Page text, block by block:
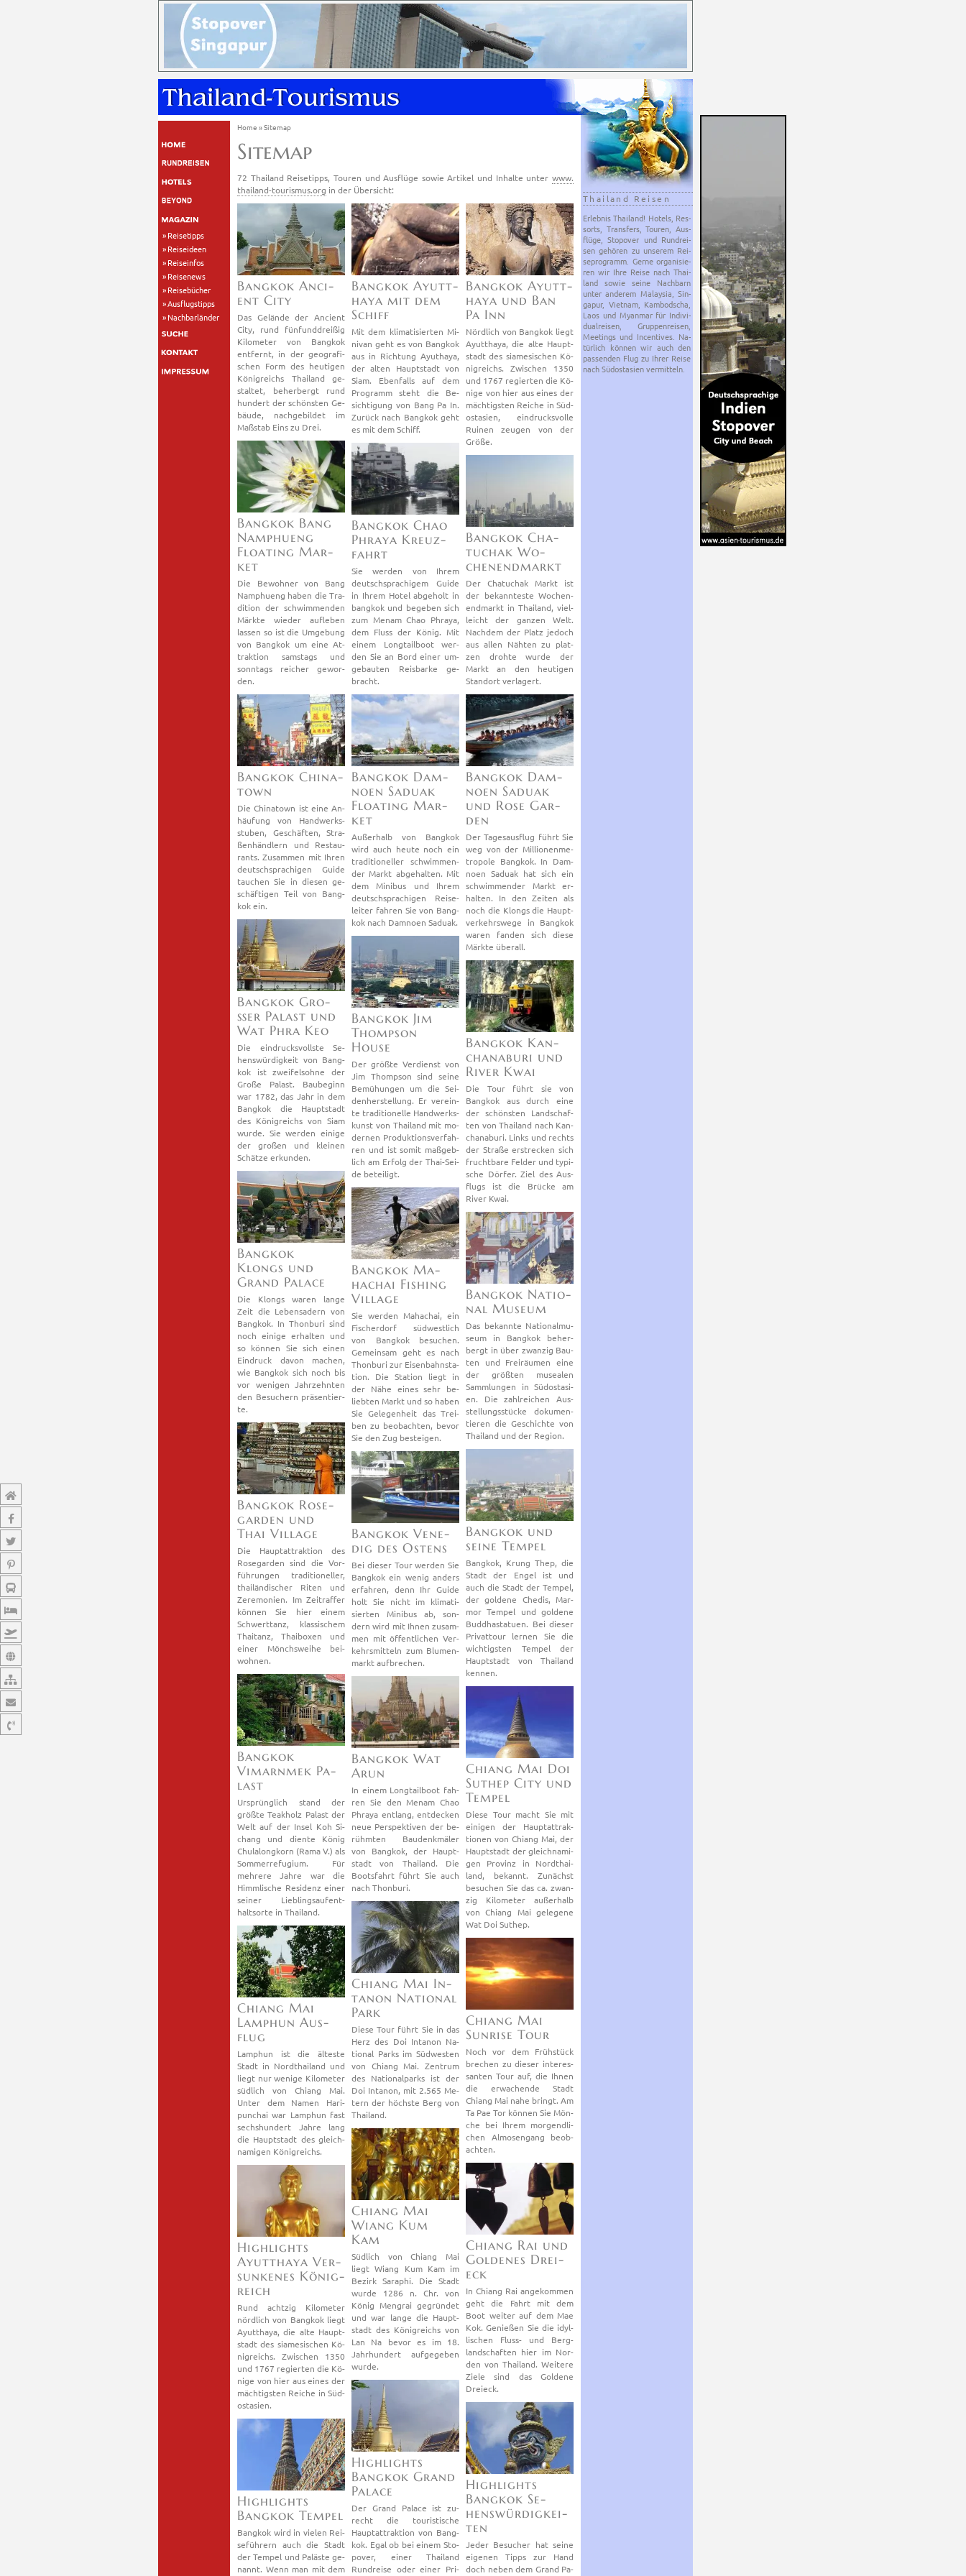
Reisetipps
Reiseideen
Reiseinfos
Reisenews
Reisebücher
Ausflugstipps
Nachbarländer
Home »Sitemap
Sitemap
72 Thai­land Rei­se­tipps, Tou­ren und Aus­flü­ge sowie Ar­ti­kel und In­hal­te un­ter www.​
thailand-​tou­ris­mus.org in der Über­sicht:
Bang­kok An­ci­
ent City
Das Ge­län­de der An­ci­ent
City, rund fünf­und­drei­ßig
Ki­lo­me­ter von Bang­kok
ent­fernt, in der geo­gra­fi­
schen Form des heu­ti­gen
Kö­nig­reichs Thai­land ge­
stal­tet, be­her­bergt rund
hun­dert der schöns­ten Ge­
bäu­de, nach­ge­bil­det im
Maß­stab Eins zu Drei.
Bang­kok Ayutt­
ha­ya mit dem
Schiff
Mit dem kli­ma­ti­sier­ten Mi­
ni­van geht es von Bang­kok
aus in Rich­tung Ayut­ha­ya,
der alten Haupt­stadt von
Siam. Eben­falls auf dem
Pro­gramm steht die Be­
sich­ti­gung von Bang Pa In.
Zu­rück nach Bang­kok geht
es mit dem Schiff.
Bang­kok Ayutt­
ha­ya und Ban
Pa Inn
Nörd­lich von Bang­kok liegt
Ayutt­ha­ya, die alte Haupt­
stadt des sia­me­si­schen Kö­
nig­reichs. Zwi­schen 1350
und 1767 re­gier­ten die Kö­
ni­ge von hier aus eines der
mäch­tigs­ten Rei­che in Süd­
ost­asi­en, ein­drucks­vol­le
Rui­nen zeu­gen von der
Größe.
Bang­kok Bang
Nam­phu­eng
Floa­ting Mar­
ket
Die Be­woh­ner von Bang
Nam­phu­eng haben die Tra­
di­ti­on der schwim­men­den
Märk­te wie­der auf­le­ben
las­sen so ist die Um­ge­bung
von Bang­kok um eine At­
trak­ti­on sams­tags und
sonn­tags rei­cher ge­wor­
den.
Bang­kok Chao
Phra­ya Kreuz­
fahrt
Sie wer­den von Ihrem
deutsch­spra­chi­gem Guide
in Ihrem Hotel ab­ge­holt in
bang­kok und be­ge­ben sich
zum Menam Chao Phra­ya,
dem Fluss der König. Mit
einem Long­tail­boot wer­
den Sie an Bord einer um­
ge­bau­ten Reis­bar­ke ge­
bracht.
Bang­kok Cha­
tuchak Wo­
chen­end­markt
Der Cha­tuchak Markt ist
der be­kann­tes­te Wo­chen­
end­markt in Thai­land, viel­
leicht der gan­zen Welt.
Nach­dem der Platz je­doch
aus allen Näh­ten zu plat­
zen droh­te wurde der
Markt an den heu­ti­gen
Stand­ort ver­la­gert.
Bang­kok Chi­na­
town
Die Chi­na­town ist eine An­
häu­fung von Hand­werks­
stu­ben, Ge­schäf­ten, Stra­
ßen­händ­lern und Re­stau­
rants. Zu­sam­men mit Ihren
deutsch­spra­chi­gen Guide
tau­chen Sie in die­sen ge­
schäf­ti­gen Teil von Bang­
kok ein.
Bang­kok Dam­
no­en Sa­duak
Floa­ting Mar­
ket
Au­ßer­halb von Bang­kok
wird auch heute noch ein
tra­di­tio­nel­ler schwim­men­
der Markt ab­ge­hal­ten. Mit
dem Mi­ni­bus und Ihrem
deutsch­spra­chi­gen Rei­se­
lei­ter fah­ren Sie von Bang­
kok nach Dam­no­en Sa­duak.
Bang­kok Dam­
no­en Sa­duak
und Rose Gar­
den
Der Ta­ges­aus­flug führt Sie
weg von der Mil­lio­nen­me­
tro­po­le Bang­kok. In Dam­
no­en Sa­duak hat sich ein
schwim­men­der Markt er­
hal­ten. In den Zei­ten als
noch die Klongs die Haupt­
ver­kehrs­we­ge in Bang­kok
waren fan­den sich diese
Märk­te über­all.
Bang­kok Gro­
ßer Pa­last und
Wat Phra Keo
Die ein­drucks­volls­te Se­
hens­wür­dig­keit von Bang­
kok ist zwei­fels­oh­ne der
Große Pa­last. Bau­be­ginn
war 1782, das Jahr in dem
Bang­kok die Haupt­stadt
des Kö­nig­reichs von Siam
wurde. Sie wer­den ei­ni­ge
der gro­ßen und klei­nen
Schät­ze er­kun­den.
Bang­kok Jim
Thomp­son
House
Der größ­te Ver­dienst von
Jim Thomp­son sind seine
Be­mü­hun­gen um die Sei­
den­her­stel­lung. Er ver­ein­
te tra­di­tio­nel­le Hand­werks­
kunst von Thai­land mit mo­
der­nen Pro­duk­ti­ons­ver­fah­
ren und ist somit maß­geb­
lich am Er­folg der Thai-Sei­
de be­tei­ligt.
Bang­kok Kan­
chana­b­u­ri und
River Kwai
Die Tour führt sie von
Bang­kok aus durch eine
der schöns­ten Land­schaf­
ten von Thai­land nach Kan­
chana­b­u­ri. Links und rechts
der Stra­ße er­stre­cken sich
frucht­ba­re Fel­der und ty­pi­
sche Dör­fer. Ziel des Aus­
flugs ist die Brü­cke am
River Kwai.
Bang­kok
Klongs und
Grand Pa­lace
Die Klongs waren lange
Zeit die Le­bens­adern von
Bang­kok. In Thon­bu­ri sind
noch ei­ni­ge er­hal­ten und
so kön­nen Sie sich einen
Ein­druck davon ma­chen,
wie Bang­kok sich noch bis
vor we­ni­gen Jahr­zehn­ten
den Be­su­chern prä­sen­tier­
te.
Bang­kok Ma­
hach­ai Fis­hing
Vil­la­ge
Sie wer­den Ma­hach­ai, ein
Fi­scher­dorf süd­west­lich
von Bang­kok be­su­chen.
Ge­mein­sam geht es nach
Thon­bu­ri zur Ei­sen­bahn­sta­
ti­on. Die Sta­ti­on liegt in
der Nähe eines sehr be­
lieb­ten Markt und so haben
Sie Ge­le­gen­heit das Trei­
ben zu be­ob­ach­ten, bevor
Sie den Zug be­stei­gen.
Bang­kok Na­tio­
nal Mu­se­um
Das be­kann­te Na­tio­nal­mu­
se­um in Bang­kok be­her­
bergt in über zwan­zig Bau­
ten und Frei­räu­men eine
der größ­ten mu­sea­len
Samm­lun­gen in Süd­ost­asi­
en. Die zahl­rei­chen Aus­
stel­lungs­stü­cke do­ku­men­
tie­ren die Ge­schich­te von
Thai­land und der Re­gi­on.
Bang­kok Ro­se­
gar­den und
Thai Vil­la­ge
Die Haupt­at­trak­ti­on des
Ro­se­gar­den sind die Vor­
füh­run­gen tra­di­tio­nel­ler,
thai­län­di­scher Riten und
Ze­re­mo­ni­en. Im Zeit­raf­fer
kön­nen Sie hier einem
Schwert­tanz, klas­si­schem
Thai­tanz, Thai­bo­xen und
einer Mönchs­wei­he bei­
woh­nen.
Bang­kok und
seine Tem­pel
Bang­kok, Krung Thep, die
Stadt der Engel ist und
auch die Stadt der Tem­pel,
der gol­de­ne Che­dis, Mar­
mor Tem­pel und gol­de­ne
Bud­dha­sta­tu­en. Bei die­ser
Pri­vat­tour ler­nen Sie die
wich­tigs­ten Tem­pel der
Haupt­stadt von Thai­land
ken­nen.
Bang­kok Ve­ne­
dig des Os­tens
Bei die­ser Tour wer­den Sie
Bang­kok ein wenig an­ders
er­fah­ren, denn Ihr Guide
holt Sie nicht im kli­ma­ti­
sier­ten Mi­ni­bus ab, son­
dern wird mit Ihnen zu­sam­
men mit öf­fent­li­chen Ver­
kehrs­mit­teln zum Blu­men­
markt auf­bre­chen.
Bang­kok
Vimarn­mek Pa­
last
Ur­sprüng­lich stand der
größ­te Teak­holz Pa­last der
Welt auf der Insel Koh Si­
chang und dien­te König
Chul­a­long­korn (Rama V.) als
Som­mer­re­fu­gi­um. Für
meh­re­re Jahre war die
Himm­li­sche Re­si­denz einer
sei­ner Lieb­lings­auf­ent­
halts­or­te in Thai­land.
Bang­kok Wat
Arun
In einem Long­tail­boot fah­
ren Sie den Menam Chao
Phra­ya ent­lang, ent­de­cken
neue Per­spek­ti­ven der be­
rühm­ten Bau­denk­mä­ler
von Bang­kok, der Haupt­
stadt von Thai­land. Die
Boots­fahrt führt Sie auch
nach Thon­bu­ri.
Chiang Mai Doi
Su­thep City und
Tem­pel
Diese Tour macht Sie mit
ei­ni­gen der Haupt­at­trak­
tio­nen von Chiang Mai, der
Haupt­stadt der gleich­na­mi­
gen Pro­vinz in Nord­thai­
land, be­kannt. Zu­nächst
be­su­chen Sie das ca. zwan­
zig Ki­lo­me­ter au­ßer­halb
von Chiang Mai ge­le­ge­ne
Wat Doi Su­thep.
Chiang Mai In­
ta­non Na­tio­nal
Park
Diese Tour führt Sie in das
Herz des Doi In­ta­non Na­
tio­nal Parks im Süd­wes­ten
von Chiang Mai. Zen­trum
des Na­tio­nal­parks ist der
Doi In­ta­non, mit 2.565 Me­
tern der höchs­te Berg von
Thai­land.
Chiang Mai
Lam­phun Aus­
flug
Lam­phun ist die äl­tes­te
Stadt in Nord­thai­land und
liegt nur we­ni­ge Ki­lo­me­ter
süd­lich von Chiang Mai.
Unter dem Namen Ha­ri­
pun­chai war Lam­phun fast
sechs­hun­dert Jahre lang
die Haupt­stadt des gleich­
na­mi­gen Kö­nig­reichs.
Chiang Mai
Sun­ri­se Tour
Noch vor dem Früh­stück
bre­chen zu die­ser in­ter­es­
san­ten Tour auf, die Ihnen
die er­wa­chen­de Stadt
Chiang Mai nahe bringt. Am
Ta Pae Tor kön­nen Sie Mön­
che bei Ihrem mor­gend­li­
chen Al­mo­sen­gang be­ob­
ach­ten.
Chiang Mai
Wiang Kum
Kam
Süd­lich von Chiang Mai
liegt Wiang Kum Kam im
Be­zirk Sa­ra­phi. Die Stadt
wurde 1286 n. Chr. von
König Men­grai ge­grün­det
und war lange die Haupt­
stadt des Kö­nig­reichs von
Lan Na bevor es im 18.
Jahr­hun­dert auf­ge­ge­ben
wurde.
Chiang Rai und
Gol­de­nes Drei­
eck
In Chiang Rai an­ge­kom­men
geht die Fahrt mit dem
Boot wei­ter auf dem Mae
Kok. Ge­nie­ßen Sie die idyl­
li­schen Fluss- und Berg­
land­schaf­ten hier im Nor­
den von Thai­land. Wei­te­re
Ziele sind das Gol­de­ne
Drei­eck.
High­lights
Ayutt­ha­ya Ver­
sun­ke­nes Kö­nig­
reich
Rund acht­zig Ki­lo­me­ter
nörd­lich von Bang­kok liegt
Ayutt­ha­ya, die alte Haupt­
stadt des sia­me­si­schen Kö­
nig­reichs. Zwi­schen 1350
und 1767 re­gier­ten die Kö­
ni­ge von hier aus eines der
mäch­tigs­ten Rei­che in Süd­
ost­asi­en.
High­lights
Bang­kok Grand
Pa­lace
Der Grand Pa­lace ist zu­
recht die tou­ris­ti­sche
Haupt­at­trak­ti­on von Bang­
kok. Egal ob bei einem Sto­
po­ver, einer Thai­land
Rund­rei­se oder einer Pri­
High­lights
Bang­kok Se­
hens­wür­dig­kei­
ten
Jeder Be­su­cher hat seine
ei­ge­nen Tipps zur Hand
doch neben dem Grand Pa­
High­lights
Bang­kok Tem­pel
Bang­kok wird in vie­len Rei­
se­füh­rern auch die Stadt
der Tem­pel und Pa­läs­te ge­
nannt. Wenn man mit dem
Thailand Reisen
Er­leb­nis Thai­land! Ho­tels, Res­
sorts, Trans­fers, Tou­ren, Aus­
flü­ge, Sto­po­ver und Rund­rei­
sen ge­hö­ren zu un­se­rem Rei­
se­pro­gramm. Gerne or­ga­ni­sie­
ren wir Ihre Reise nach Thai­
land sowie seine Nach­barn
unter an­de­rem Ma­lay­sia, Sin­
ga­pur, Viet­nam, Kam­bo­dscha,
Laos und Myan­mar für In­di­vi­
du­al­rei­sen, Grup­pen­rei­sen,
Mee­tings und In­cen­ti­ves. Na­
tür­lich kön­nen wir auch den
pas­sen­den Flug zu Ihrer Reise
nach Süd­ost­asi­en ver­mit­teln.